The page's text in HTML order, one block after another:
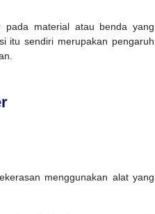
pada material atau benda yang
itu sendiri merupakan pengaruh
menggunakan alat yang